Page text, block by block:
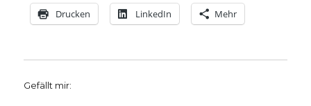
Drucken LinkedIn Mehr
Gefällt mir: